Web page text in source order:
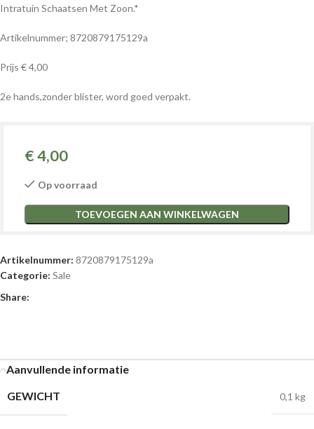
Intratuin Schaatsen Met Zoon.*
Artikelnummer; 8720879175129a
Prijs € 4,00
2e hands,zonder blister, word goed verpakt.
€4,00
Op voorraad
TOEVOEGEN AAN WINKELWAGEN
Artikelnummer: 8720879175129a
Categorie: Sale
Share:
Aanvullende informatie
GEWICHT
0,1 kg